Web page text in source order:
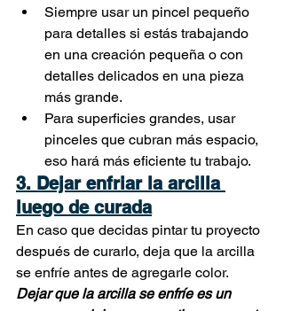
Siempre usar un pincel pequeño
para detalles si estás trabajando
en una creación pequeña o con
detalles delicados en una pieza
más grande.
Para superficies grandes, usar
pinceles que cubran más espacio,
eso hará más eficiente tu trabajo.
3. Dejar enfriar la arcilla
luego de curada
En caso que decidas pintar tu proyecto
después de curarlo, deja que la arcilla
se enfríe antes de agregarle color.
Dejar que la arcilla se enfríe es un